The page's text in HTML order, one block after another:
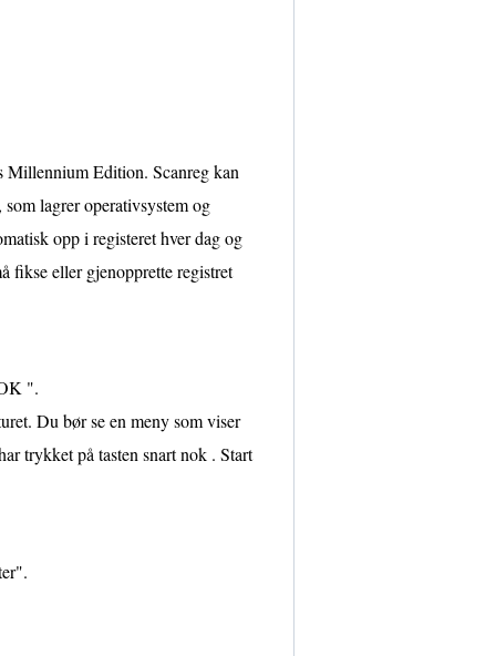
Edition. Scanreg kan
lagrer operativsystem og
opp i registeret hver dag og
fikse eller gjenopprette registret
".
Du bør se en meny som viser
trykket på tasten snart nok . Start